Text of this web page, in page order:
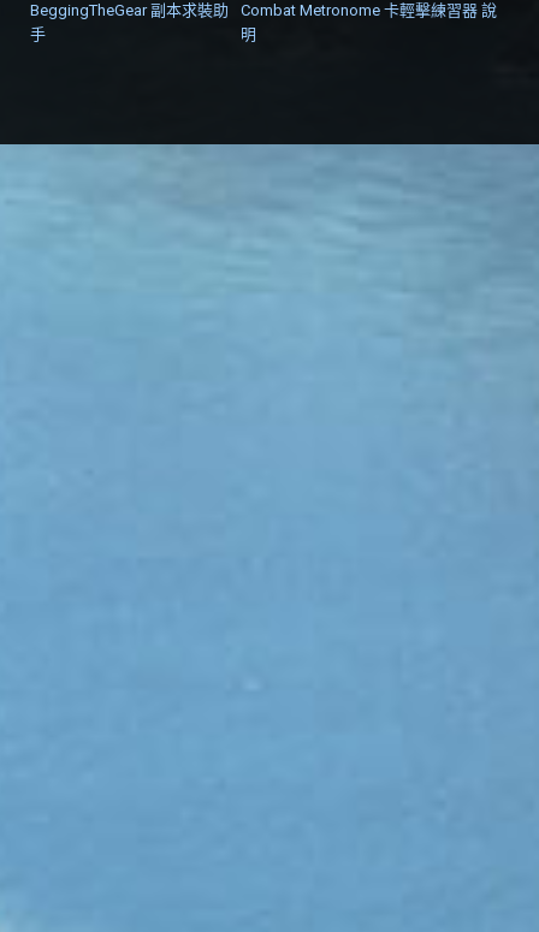
文章導覽
BeggingTheGear 副本求裝助
手
Combat Metronome 卡輕擊練習器 說
明